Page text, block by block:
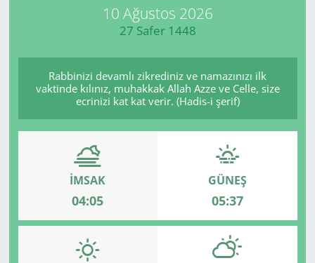
10 Ağustos 2026
27 Safer 1448
Rabbinizi devamlı zikrediniz ve namazınızı ilk
vaktinde kılınız, muhakkak Allah Azze ve Celle, size
ecrinizi kat kat verir. (Hadis-i şerif)
İMSAK
04:05
GÜNEŞ
05:37